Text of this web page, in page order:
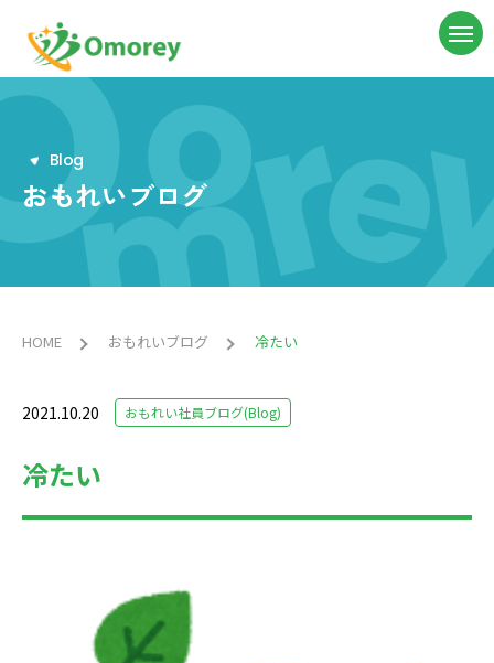
Blog
おもれいブログ
HOME おもれいブログ 冷たい
2021.10.20 おもれい社員ブログ(Blog)
冷たい